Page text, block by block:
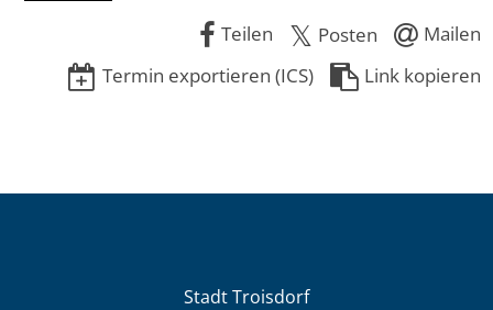
Teilen
Posten
Mailen
Termin exportieren (ICS)
Link kopieren
Stadt Troisdorf